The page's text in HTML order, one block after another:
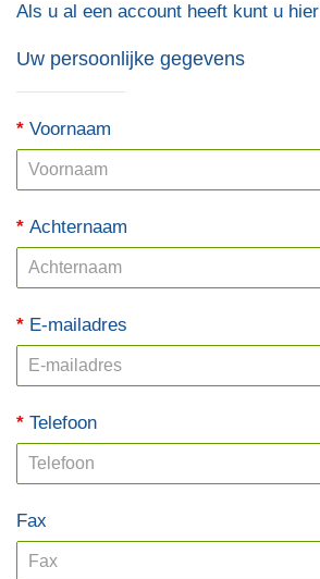
Als u al een account heeft kunt u hier
Uw persoonlijke gegevens
Voornaam
Achternaam
E-mailadres
Telefoon
Fax